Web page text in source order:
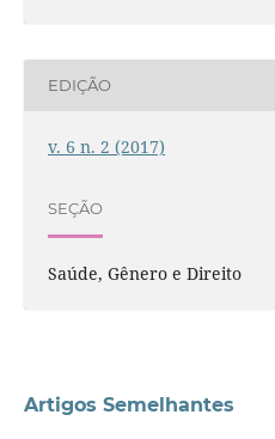
EDIÇÃO
v. 6 n. 2 (2017)
SEÇÃO
Saúde, Gênero e Direito
Artigos Semelhantes